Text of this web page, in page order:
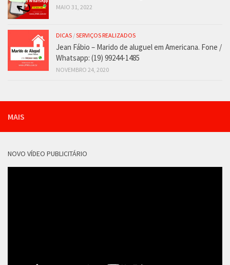
MAIO 31, 2022
DICAS /SERVIÇOS REALIZADOS
Jean Fábio – Marido de aluguel em Americana. Fone /
Whatsapp: (19) 99244-1485
NOVEMBRO 24, 2020
MAIS
NOVO VÍDEO PUBLICITÁRIO